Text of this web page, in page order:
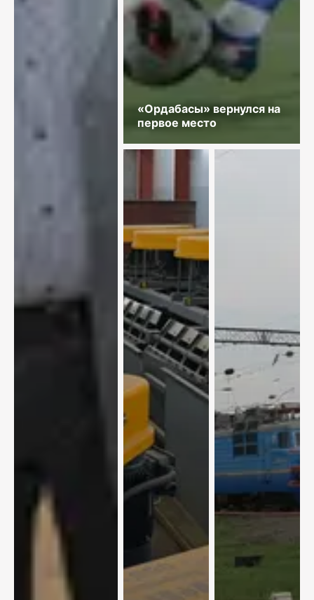
«Ордабасы» вернулся на
первое место